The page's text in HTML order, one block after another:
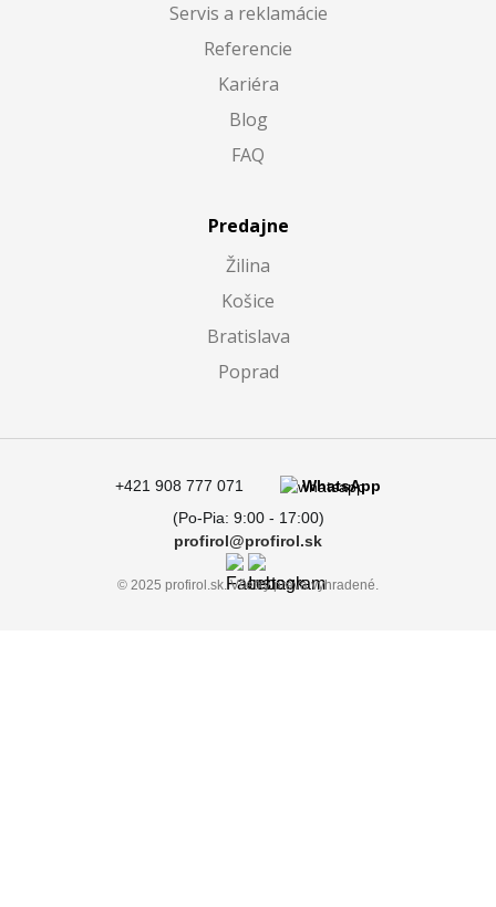
Servis a reklamácie
Referencie
Kariéra
Blog
FAQ
Predajne
Žilina
Košice
Bratislava
Poprad
© 2025 profirol.sk. Všetky práva vyhradené.
+421 908 777 071
(Po-Pia: 9:00 - 17:00)
WhatsApp
profirol@profirol.sk